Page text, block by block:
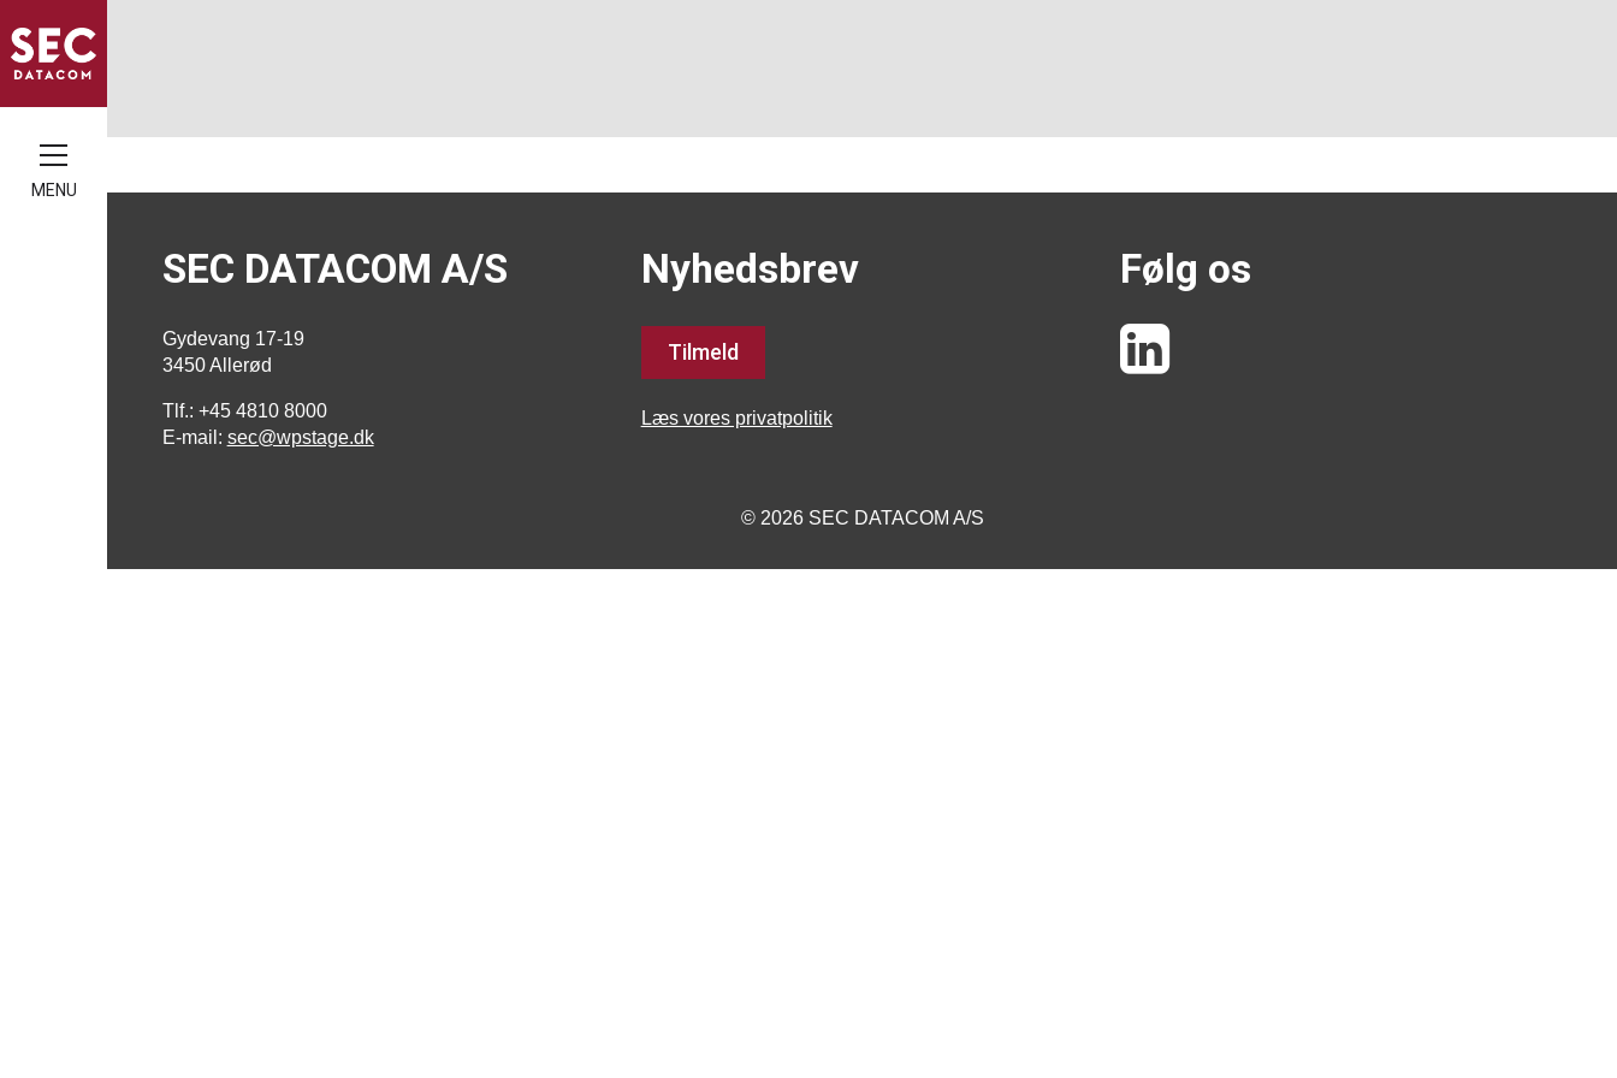
MENU
SEC DATACOM A/S
Gydevang 17-19
3450 Allerød
Tlf.: +45 4810 8000
E-mail: sec@wpstage.dk
Nyhedsbrev
Tilmeld
Læs vores privatpolitik
Følg os
© 2026 SEC DATACOM A/S